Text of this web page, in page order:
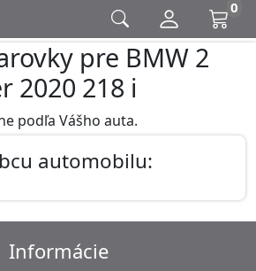
0
pre BMW 2
2020 218 i
podľa Vášho auta.
automobilu:
Informácie